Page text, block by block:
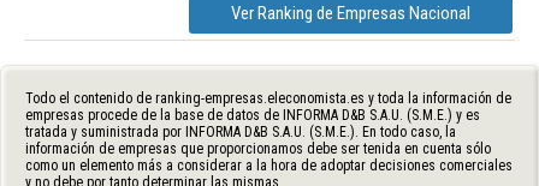
Ver Ranking de Empresas Nacional
Todo el contenido de ranking-empresas.eleconomista.es y toda la información de
empresas procede de la base de datos de INFORMA D&B S.A.U. (S.M.E.) y es
tratada y suministrada por INFORMA D&B S.A.U. (S.M.E.). En todo caso, la
información de empresas que proporcionamos debe ser tenida en cuenta sólo
como un elemento más a considerar a la hora de adoptar decisiones comerciales
y no debe por tanto determinar las mismas.